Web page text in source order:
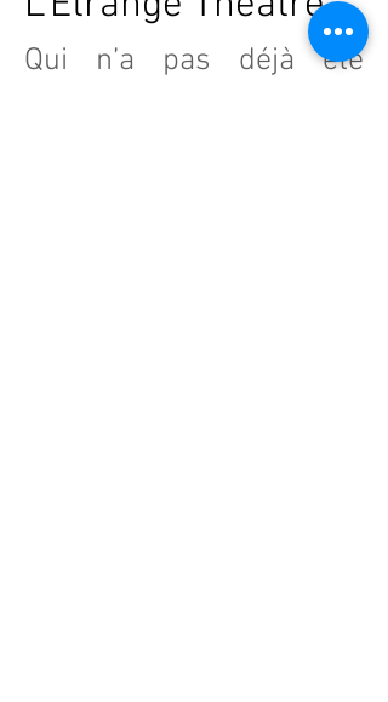
Qui n’a pas déjà été